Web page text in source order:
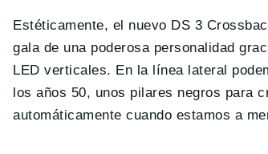
Estéticamente, el nuevo DS 3
gala de una poderosa personalidad
LED verticales. En la línea lateral
los años 50, unos pilares negros para
automáticamente cuando estamos a